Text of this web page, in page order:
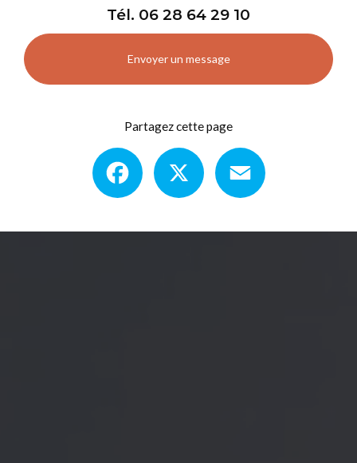
Tél. 06 28 64 29 10
Envoyer un message
Partagez cette page
Facebook